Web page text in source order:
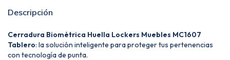
Descripción
Cerradura Biométrica Huella Lockers Muebles MC1607
Tablero: la solución inteligente para proteger tus pertenencias
con tecnología de punta.